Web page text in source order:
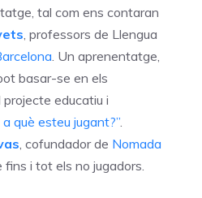
tal com ens contaran
, professors de Llengua
. Un aprenentatge,
basar-se en els
educatiu i
a què esteu jugant?”.
, cofundador de Nomada
fins i tot els no jugadors.